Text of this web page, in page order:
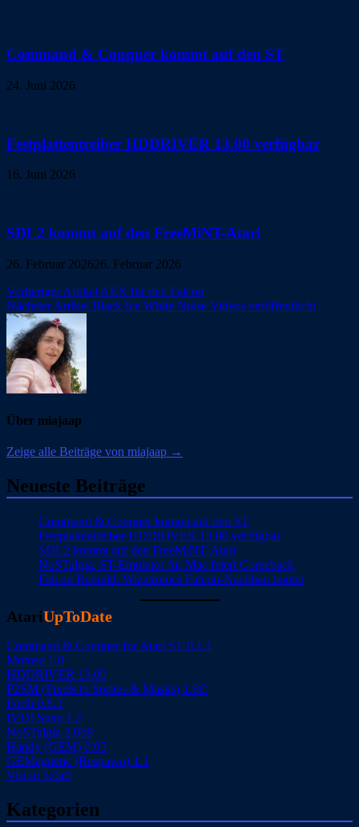
Command & Conquer kommt auf den ST
24. Juni 2026
Festplattentreiber HDDRIVER 13.00 verfügbar
16. Juni 2026
SDL2 kommt auf den FreeMiNT-Atari
26. Februar 202626. Februar 2026
Beitragsnavigation
Vorheriger Artikel AEX für den Falcon
Nächster Artikel Black Ice White Noise Videos veröffentlicht
Über miajaap
Zeige alle Beiträge von miajaap →
Neueste Beiträge
Command & Conquer kommt auf den ST
Festplattentreiber HDDRIVER 13.00 verfügbar
SDL2 kommt auf den FreeMiNT-Atari
NoSTalgia: ST-Emulator für Mac feiert Comeback
Falcon Rebuild: Wizztronics Falcon-Nachbau bootet
AtariUpToDate
Command & Conquer for Atari ST 0.1.1
Motosu 1.0
HDDRIVER 13.00
P2SM (Pixels to Sprites & Masks) 1.6C
Forth 0.8.3
fVDI Snap 1.2
NoSTalgia 2.0b8
Handy (GEM) 0.95
GEMagnetic (Respawn) 1.1
Vision 5.0a0
Kategorien